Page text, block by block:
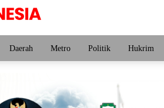
Daerah Metro Politik Hukrim